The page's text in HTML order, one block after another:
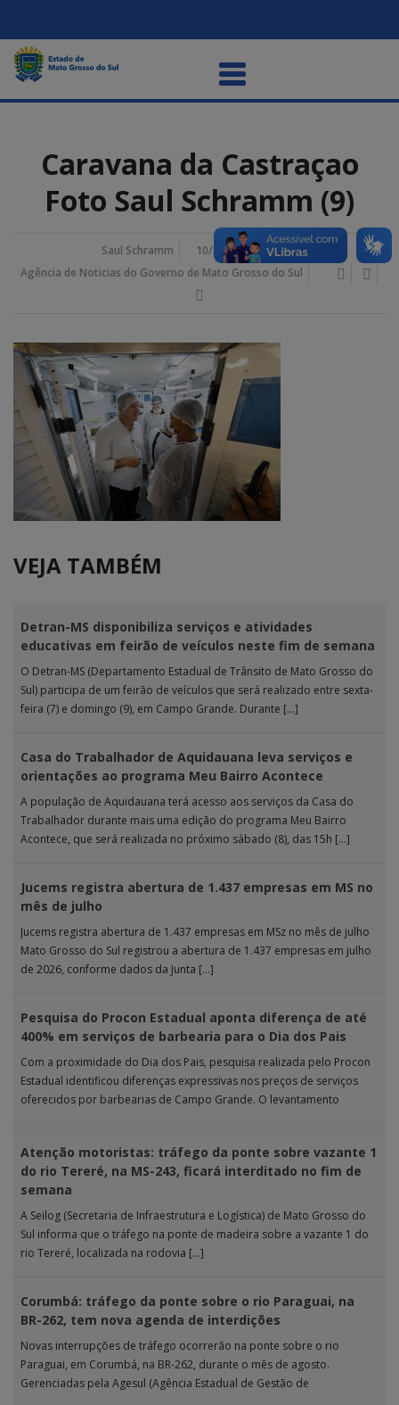
Caravana da Castraçao
Foto Saul Schramm (9)
Saul Schramm
10/abril/2026 1:35 pm
Agência de Noticias do Governo de Mato Grosso do Sul
VEJA TAMBÉM
Detran-MS disponibiliza serviços e atividades
educativas em feirão de veículos neste fim de semana
O Detran-MS (Departamento Estadual de Trânsito de Mato Grosso do
Sul) participa de um feirão de veículos que será realizado entre sexta-
feira (7) e domingo (9), em Campo Grande. Durante […]
Casa do Trabalhador de Aquidauana leva serviços e
orientações ao programa Meu Bairro Acontece
A população de Aquidauana terá acesso aos serviços da Casa do
Trabalhador durante mais uma edição do programa Meu Bairro
Acontece, que será realizada no próximo sábado (8), das 15h […]
Jucems registra abertura de 1.437 empresas em MS no
mês de julho
Jucems registra abertura de 1.437 empresas em MSz no mês de julho
Mato Grosso do Sul registrou a abertura de 1.437 empresas em julho
de 2026, conforme dados da Junta […]
Pesquisa do Procon Estadual aponta diferença de até
400% em serviços de barbearia para o Dia dos Pais
Com a proximidade do Dia dos Pais, pesquisa realizada pelo Procon
Estadual identificou diferenças expressivas nos preços de serviços
oferecidos por barbearias de Campo Grande. O levantamento
Atenção motoristas: tráfego da ponte sobre vazante 1
do rio Tereré, na MS-243, ficará interditado no fim de
semana
A Seilog (Secretaria de Infraestrutura e Logística) de Mato Grosso do
Sul informa que o tráfego na ponte de madeira sobre a vazante 1 do
rio Tereré, localizada na rodovia […]
Corumbá: tráfego da ponte sobre o rio Paraguai, na
BR-262, tem nova agenda de interdições
Novas interrupções de tráfego ocorrerão na ponte sobre o rio
Paraguai, em Corumbá, na BR-262, durante o mês de agosto.
Gerenciadas pela Agesul (Agência Estadual de Gestão de